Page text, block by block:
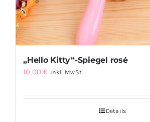
„Hello Kitty“-Spiegel rosé
10,00€ inkl. MwSt
Details